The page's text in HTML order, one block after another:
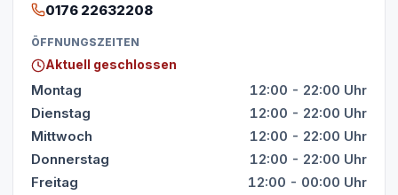
0176 22632208
ÖFFNUNGSZEITEN
Aktuell geschlossen
Montag
12:00 - 22:00 Uhr
Dienstag
12:00 - 22:00 Uhr
Mittwoch
12:00 - 22:00 Uhr
Donnerstag
12:00 - 22:00 Uhr
Freitag
12:00 - 00:00 Uhr